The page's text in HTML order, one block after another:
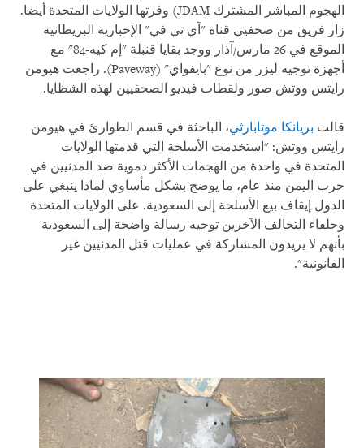
الهجوم المباشر المشترك JDAM) وفرتها الولايات المتحدة أيضا.
زار فريق من صحفيي قناة "آي تي في" الإخبارية البريطانية
الموقع في 26 مارس/آذار ووجد بقايا قنبلة "إم كيه-84" مع
أجهزة توجيه ليزر من نوع "بايفواي" (Paveway). راجعت هيومن
رايتس ووتش صور ولقطات فيديو الصحفيين لهذه الشظايا.
قالت بريانكا موتابارثي، الباحثة في قسم الطوارئ في هيومن
رايتس ووتش: "استخدمت الأسلحة التي قدمتها الولايات
المتحدة في واحدة من الهجمات الأكثر دموية ضد المدنيين في
حرب اليمن منذ عام، ما يوضح بشكل مأساوي لماذا ينبغي على
الدول إيقاف بيع الأسلحة إلى السعودية. على الولايات المتحدة
وحلفاء التحالف الآخرين توجيه رسالة واضحة إلى السعودية
بأنهم لا يريدون المشاركة في عمليات قتل المدنيين غير
القانونية".